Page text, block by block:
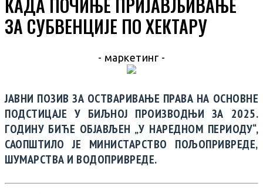
ЗА СУБВЕНЦИЈЕ ПО ХЕКТАРУ
- маркетинг -
ЈАВНИ ПОЗИВ ЗА ОСТВАРИВАЊЕ ПРАВА НА ОСНОВНЕ
ПОДСТИЦАЈЕ У БИЉНОЈ ПРОИЗВОДЊИ ЗА 2025.
ГОДИНУ БИЋЕ ОБЈАВЉЕН „У НАРЕДНОМ ПЕРИОДУ“,
САОПШТИЛО ЈЕ МИНИСТАРСТВО ПОЉОПРИВРЕДЕ,
ШУМАРСТВА И ВОДОПРИВРЕДЕ.